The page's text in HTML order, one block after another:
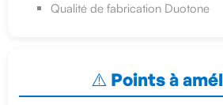
Qualité de fabrication Duotone
⚠️ Points à